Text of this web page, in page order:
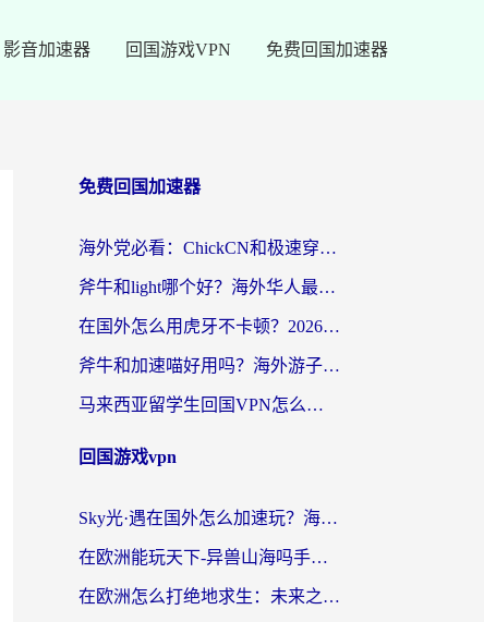
影音加速器 回国游戏VPN 免费回国加速器
免费回国加速器
海外党必看：ChickCN和极速穿梭VPN好用吗？3招教你选对回国加速器无缝刷国内资源
斧牛和light哪个好？海外华人最关心的回国加速器选择难题，一篇讲透
在国外怎么用虎牙不卡顿？2026海外华人亲测有效的回国加速器选择指南
斧牛和加速喵好用吗？海外游子的真实选择困境
马来西亚留学生回国VPN怎么选？3个避坑点+1款实测好用的加速器推荐
回国游戏vpn
Sky光·遇在国外怎么加速玩？海外党亲测有效的国服游戏加速指南
在欧洲能玩天下-异兽山海吗手游？海外玩家的加速器生存指南
在欧洲怎么打绝地求生：未来之役不卡？留学生亲测的加速器避坑指南